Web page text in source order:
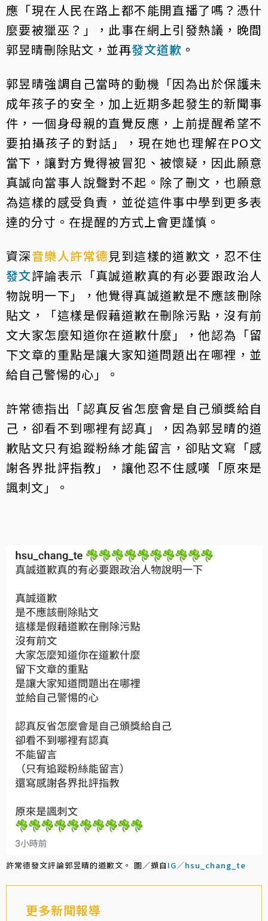
應「現在人民在路上都不能開直播了嗎？憑什
麼要被獵巫？」，此事在網上引發熱議，晚間
郭昱晴刪除貼文，並再發文道歉 。
郭昱晴強調自己當時的動機「因為出於保護未
成年孩子的安全，加上近期多起發生的新聞事
件，一個身母親的直覺反應，上前提醒希望不
要拍攝孩子的對話」，現在她也理解在PO文
當下，讓對方覺得被冒犯、被懷疑，因此願意
真誠向當事人說聲對不起。除了刪文，也願意
為這樣的感受負責，並從這件事中學到更多表
達的分寸。在提醒的方式上會更謹慎。
資深音樂人許常德見到這樣的道歉文，忍不住
發文評論表示「真誠道歉真的有必要跟政治人
物說明一下」，他覺得真誠道歉是不應該刪除
貼文，「這樣是假藉道歉在刪除污點，沒有前
文大家怎麼知道你在道歉什麼」，他認為「留
下文章的重點是讓大家知道問題出在哪裡，並
給自己警惕的心」。
許常德指出「認真反省怎麼會是自己頒獎給自
己，卻看不到哪裡有認真」，因為郭昱晴的道
歉貼文只有追蹤粉絲才能留言，卻貼文寫「感
謝各界批評指教」，讓他忍不住感嘆「原來是
諷刺文」。
許常德發文評論郭昱晴的道歉文。 圖／擷自 IG／hsu_chang_te
更多新聞報導